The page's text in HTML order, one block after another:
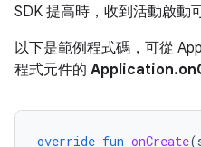
SDK 提高時，收到活動啟動
以下是範例程式碼，可從
程式元件的
override fun onCreate(